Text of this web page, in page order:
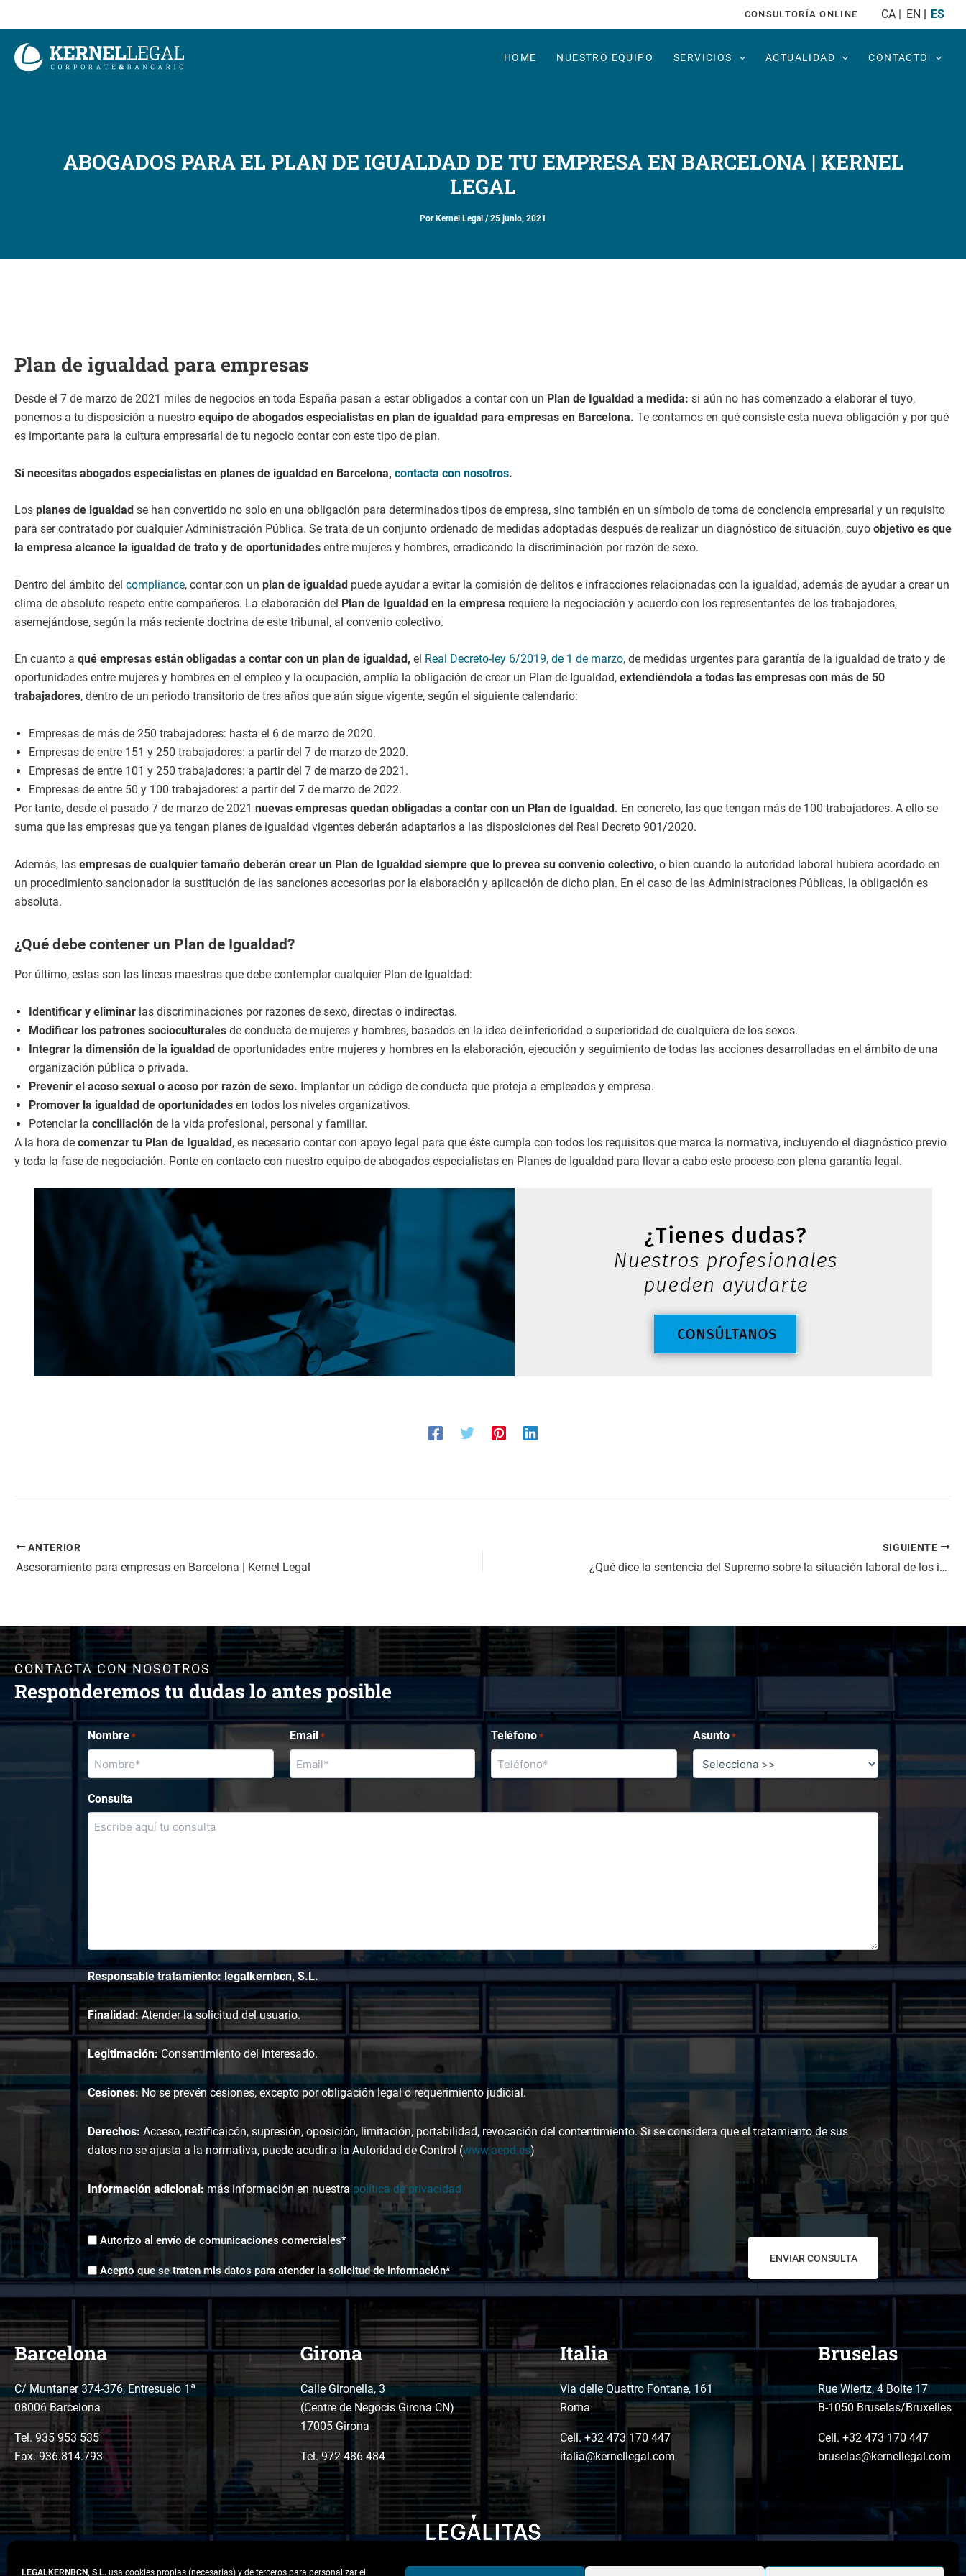
LEGALKERNBCN, S.L. usa cookies propias (necesarias) y de terceros para personalizar el
al
contenido
CONSULTORÍA ONLINE CA EN ES
HOME NUESTRO EQUIPO SERVICIOS ACTUALIDAD CONTACTO
ABOGADOS PARA EL PLAN DE IGUALDAD DE TU EMPRESA EN BARCELONA | KERNEL
LEGAL
Por Kernel Legal /25 junio, 2021
Plan de igualdad para empresas
Desde el 7 de marzo de 2021 miles de negocios en toda España pasan a estar obligados a contar con un Plan de Igualdad a medida: si aún no has comenzado a elaborar el tuyo,
ponemos a tu disposición a nuestro equipo de abogados especialistas en plan de igualdad para empresas en Barcelona. Te contamos en qué consiste esta nueva obligación y por qué
es importante para la cultura empresarial de tu negocio contar con este tipo de plan.
Si necesitas abogados especialistas en planes de igualdad en Barcelona, contacta con nosotros.
Los planes de igualdad se han convertido no solo en una obligación para determinados tipos de empresa, sino también en un símbolo de toma de conciencia empresarial y un requisito
para ser contratado por cualquier Administración Pública. Se trata de un conjunto ordenado de medidas adoptadas después de realizar un diagnóstico de situación, cuyo objetivo es que
la empresa alcance la igualdad de trato y de oportunidades entre mujeres y hombres, erradicando la discriminación por razón de sexo.
Dentro del ámbito del compliance, contar con un plan de igualdad puede ayudar a evitar la comisión de delitos e infracciones relacionadas con la igualdad, además de ayudar a crear un
clima de absoluto respeto entre compañeros. La elaboración del Plan de Igualdad en la empresa requiere la negociación y acuerdo con los representantes de los trabajadores,
asemejándose, según la más reciente doctrina de este tribunal, al convenio colectivo.
En cuanto a qué empresas están obligadas a contar con un plan de igualdad, el Real Decreto-ley 6/2019, de 1 de marzo, de medidas urgentes para garantía de la igualdad de trato y de
oportunidades entre mujeres y hombres en el empleo y la ocupación, amplía la obligación de crear un Plan de Igualdad, extendiéndola a todas las empresas con más de 50
trabajadores, dentro de un periodo transitorio de tres años que aún sigue vigente, según el siguiente calendario:
Empresas de más de 250 trabajadores: hasta el 6 de marzo de 2020.
Empresas de entre 151 y 250 trabajadores: a partir del 7 de marzo de 2020.
Empresas de entre 101 y 250 trabajadores: a partir del 7 de marzo de 2021.
Empresas de entre 50 y 100 trabajadores: a partir del 7 de marzo de 2022.
Por tanto, desde el pasado 7 de marzo de 2021 nuevas empresas quedan obligadas a contar con un Plan de Igualdad. En concreto, las que tengan más de 100 trabajadores. A ello se
suma que las empresas que ya tengan planes de igualdad vigentes deberán adaptarlos a las disposiciones del Real Decreto 901/2020.
Además, las empresas de cualquier tamaño deberán crear un Plan de Igualdad siempre que lo prevea su convenio colectivo, o bien cuando la autoridad laboral hubiera acordado en
un procedimiento sancionador la sustitución de las sanciones accesorias por la elaboración y aplicación de dicho plan. En el caso de las Administraciones Públicas, la obligación es
absoluta.
¿Qué debe contener un Plan de Igualdad?
Por último, estas son las líneas maestras que debe contemplar cualquier Plan de Igualdad:
Identificar y eliminar las discriminaciones por razones de sexo, directas o indirectas.
Modificar los patrones socioculturales de conducta de mujeres y hombres, basados en la idea de inferioridad o superioridad de cualquiera de los sexos.
Integrar la dimensión de la igualdad de oportunidades entre mujeres y hombres en la elaboración, ejecución y seguimiento de todas las acciones desarrolladas en el ámbito de una
organización pública o privada.
Prevenir el acoso sexual o acoso por razón de sexo. Implantar un código de conducta que proteja a empleados y empresa.
Promover la igualdad de oportunidades en todos los niveles organizativos.
Potenciar la conciliación de la vida profesional, personal y familiar.
A la hora de comenzar tu Plan de Igualdad, es necesario contar con apoyo legal para que éste cumpla con todos los requisitos que marca la normativa, incluyendo el diagnóstico previo
y toda la fase de negociación. Ponte en contacto con nuestro equipo de abogados especialistas en Planes de Igualdad para llevar a cabo este proceso con plena garantía legal.
ANTERIOR
Asesoramiento para empresas en Barcelona | Kernel Legal
SIGUIENTE
¿Qué dice la sentencia del Supremo sobre la situación laboral de los interinos?
CONTACTA CON NOSOTROS
Responderemos tu dudas lo antes posible
Nombre * Email * Teléfono * Asunto *
Consulta
Responsable tratamiento: legalkernbcn, S.L.
Finalidad:Atender la solicitud del usuario.
Legitimación: Consentimiento del interesado.
Cesiones:No se prevén cesiones, excepto por obligación legal o requerimiento judicial.
Derechos: Acceso, rectificaicón, supresión, oposición, limitación, portabilidad, revocación del contentimiento. Si se considera que el tratamiento de sus
datos no se ajusta a la normativa, puede acudir a la Autoridad de Control (www.aepd.es)
Información adicional: más información en nuestra política de privacidad
Envíos
comerciales
*
Autorizo al envío de comunicaciones comerciales*
Aceptación
tratamiento
de
*
Acepto que se traten mis datos para atender la solicitud de información*
Barcelona
C/ Muntaner 374-376, Entresuelo 1ª
08006 Barcelona
Tel. 935 953 535
Fax. 936.814.793
Girona
Calle Gironella, 3
(Centre de Negocis Girona CN)
17005 Girona
Tel.972 486 484
Italia
Via delle Quattro Fontane, 161
Roma
Cell. +32 473 170 447
italia@kernellegal.com
Bruselas
Rue Wiertz, 4 Boite 17
B-1050 Bruselas/Bruxelles
Cell. +32 473 170 447
bruselas@kernellegal.com